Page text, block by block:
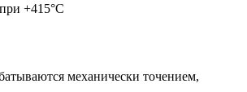
+415°С
механически точением,